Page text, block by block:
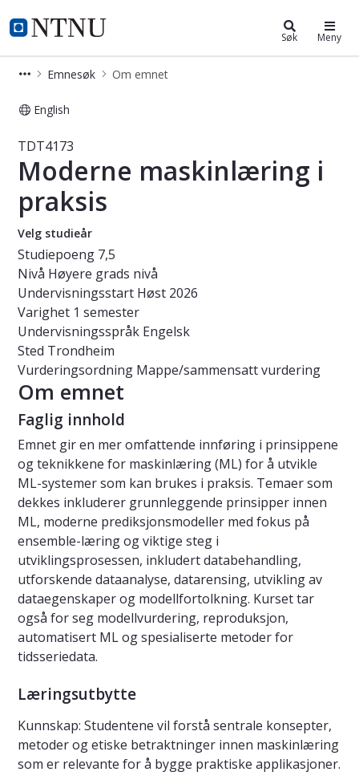
NTNU Hjemmeside
Studier Søk Meny
Emnesøk Om emnet
English
Emne - Moderne maskinlæring i
TDT4173
Moderne maskinlæring i
praksis
Velg studieår
Studiepoeng 7,5
Nivå Høyere grads nivå
Undervisningsstart Høst 2026
Varighet 1 semester
Undervisningsspråk Engelsk
Sted Trondheim
Vurderingsordning Mappe/sammensatt vurdering
Om emnet
Faglig innhold
Emnet gir en mer omfattende innføring i prinsippene
og teknikkene for maskinlæring (ML) for å utvikle
ML-systemer som kan brukes i praksis. Temaer som
dekkes inkluderer grunnleggende prinsipper innen
ML, moderne prediksjonsmodeller med fokus på
ensemble-læring og viktige steg i
utviklingsprosessen, inkludert databehandling,
utforskende dataanalyse, datarensing, utvikling av
dataegenskaper og modellfortolkning. Kurset tar
også for seg modellvurdering, reproduksjon,
automatisert ML og spesialiserte metoder for
tidsseriedata.
Læringsutbytte
Kunnskap: Studentene vil forstå sentrale konsepter,
metoder og etiske betraktninger innen maskinlæring
som er relevante for å bygge praktiske applikasjoner.